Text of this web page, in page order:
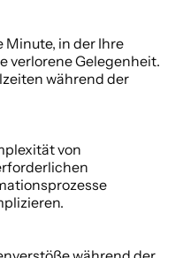
Minute, in der Ihre
verlorene Gelegenheit.
während der
von